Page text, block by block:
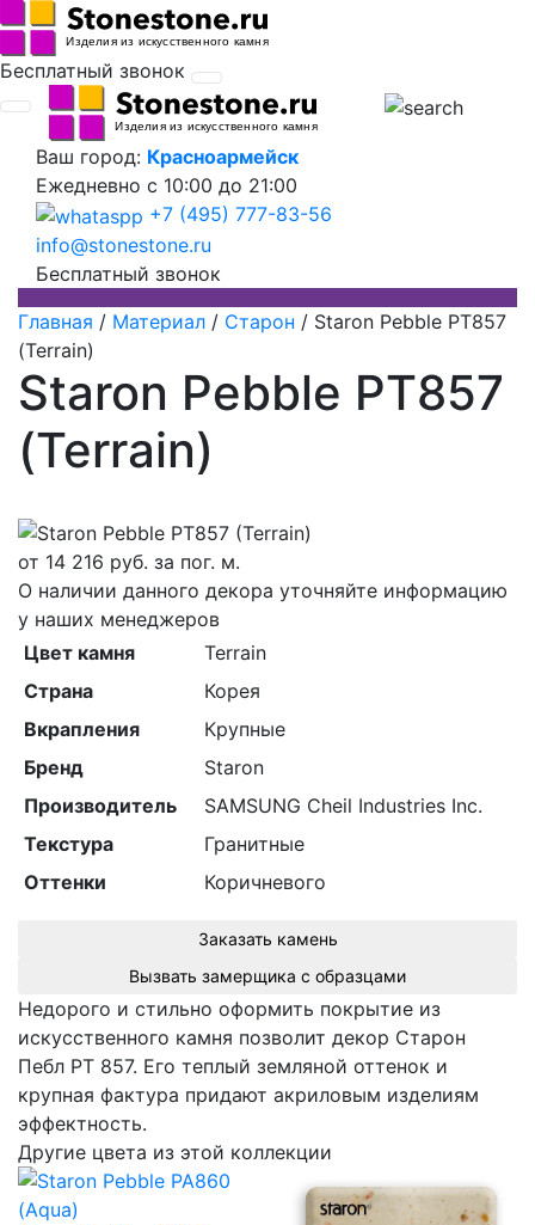
Бесплатный звонок
Ваш город: Красноармейск
Ежедневно с 10:00 до 21:00
+7 (495) 777-83-56
info@stonestone.ru
Бесплатный звонок
Главная / Материал / Старон / Staron Pebble PT857
(Terrain)
Staron Pebble PT857
(Terrain)
от 14 216 руб. за пог. м.
О наличии данного декора уточняйте информацию
у наших менеджеров
Цвет камня
Terrain
Страна
Корея
Вкрапления
Крупные
Бренд
Staron
Производитель
SAMSUNG Cheil Industries Inc.
Текстура
Гранитные
Оттенки
Коричневого
Заказать камень
Вызвать замерщика с образцами
Недорого и стильно оформить покрытие из
искусственного камня позволит декор Cтарон
Пебл PT 857. Его теплый земляной оттенок и
крупная фактура придают акриловым изделиям
эффектность.
Другие цвета из этой коллекции